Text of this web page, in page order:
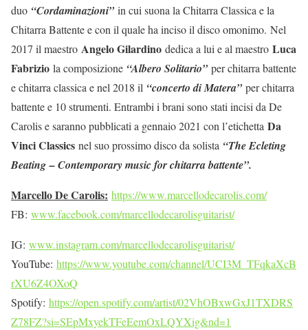
duo “Cordaminazioni”in cui suona la Chitarra Classica e la
Chitarra Battente e con il quale ha inciso il disco omonimo. Nel
2017 il maestro Angelo Gilardino dedica a lui e al maestro Luca
Fabrizio la composizione “Albero Solitario”per chitarra battente
e chitarra classica e nel 2018 il “concerto di Matera”per chitarra
battente e 10 strumenti. Entrambi i brani sono stati incisi da De
Carolis e saranno pubblicati a gennaio 2021 con l’etichetta Da
Vinci Classics nel suo prossimo disco da solista “The Ecleting
Beating – Contemporary music for chitarra battente”.
Marcello De Carolis: https://www.marcellodecarolis.com/
FB: www.facebook.com/marcellodecarolisguitarist/
IG: www.instagram.com/marcellodecarolisguitarist/
YouTube: https://www.youtube.com/channel/UCI3M_TFqkaXcB
rXU6Z4OXoQ
Spotify: https://open.spotify.com/artist/02VhOBxwGxJ1TXDRS
Z78FZ?si=SEpMxyekTFeEemOxLQYXig&nd=1